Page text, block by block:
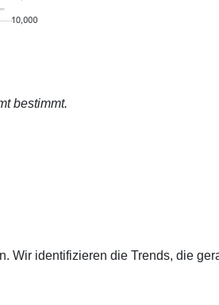
bestimmt.
Wir identifizieren die Trends, die